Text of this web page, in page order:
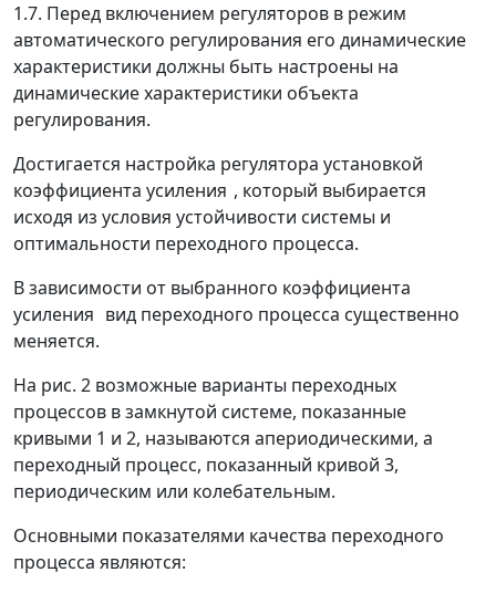
1.7. Перед включением регуляторов в режим
автоматического регулирования его динамические
характеристики должны быть настроены на
динамические характеристики объекта
регулирования.
Достигается настройка регулятора установкой
коэффициента усиления , который выбирается
исходя из условия устойчивости системы и
оптимальности переходного процесса.
В зависимости от выбранного коэффициента
усиления вид переходного процесса существенно
меняется.
На рис. 2 возможные варианты переходных
процессов в замкнутой системе, показанные
кривыми 1 и 2, называются апериодическими, а
переходный процесс, показанный кривой 3,
периодическим или колебательным.
Основными показателями качества переходного
процесса являются: